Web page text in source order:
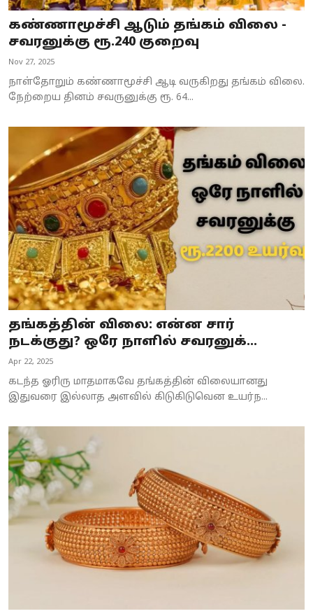
கண்ணாமூச்சி ஆடும் தங்கம் விலை -
சவரனுக்கு ரூ.240 குறைவு
Nov 27, 2025
நாள்தோறும் கண்ணாமூச்சி ஆடி வருகிறது தங்கம் விலை.
நேற்றைய தினம் சவருனுக்கு ரூ. 64...
தங்கத்தின் விலை: என்ன சார்
நடக்குது? ஒரே நாளில் சவரனுக்...
Apr 22, 2025
கடந்த ஓரிரு மாதமாகவே தங்கத்தின் விலையானது
இதுவரை இல்லாத அளவில் கிடுகிடுவென உயர்ந...